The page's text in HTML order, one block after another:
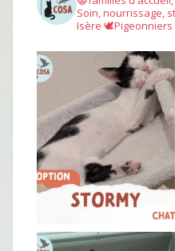
Soin, nourrissage,
Isère 🕊︎Pigeonniers